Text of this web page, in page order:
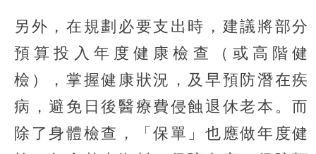
另外，在規劃必要支出時，建議將部分
預算投入年度健康檢查（或高階健
檢），掌握健康狀況，及早預防潛在疾
病，避免日後醫療費侵蝕退休老本。而
除了身體檢查，「保單」也應做年度健